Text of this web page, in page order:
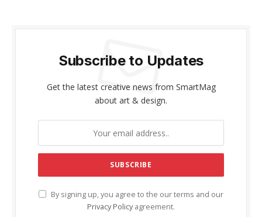
Subscribe to Updates
Get the latest creative news from SmartMag
about art & design.
By signing up, you agree to the our terms and our
Privacy Policy agreement.